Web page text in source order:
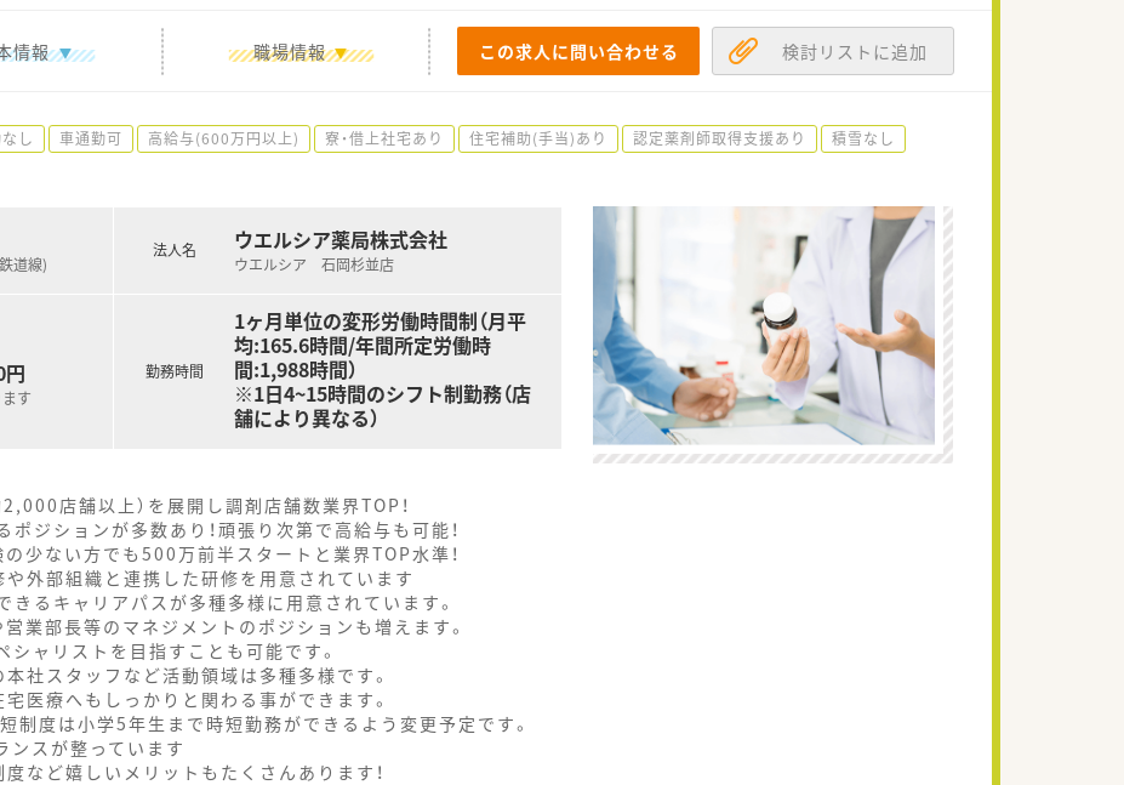
情報 職場情報 この求人に問い合わせる 検討リストに追加
し 車通勤可 高給与(600万円以上) 寮・借上社宅あり 住宅補助(手当)あり 認定薬剤師取得支援あり
積雪なし
道線)
す
法人名 ウエルシア薬局株式会社
ウエルシア 石岡杉並店
勤務時間
1ヶ月単位の変形労働時間制（月平
均:165.6時間/年間所定労働時
間:1,988時間）
※1日4~15時間のシフト制勤務（店
舗により異なる）
店舗以上）を展開し調剤店舗数業界TOP！
ジションが多数あり！頑張り次第で高給与も可能！
少ない方でも500万前半スタートと業界TOP水準！
外部組織と連携した研修を用意されています
るキャリアパスが多種多様に用意されています。
業部長等のマネジメントのポジションも増えます。
ャリストを目指すことも可能です。
社スタッフなど活動領域は多種多様です。
医療へもしっかりと関わる事ができます。
制度は小学5年生まで時短勤務ができるよう変更予定です。
スが整っています
など嬉しいメリットもたくさんあります！